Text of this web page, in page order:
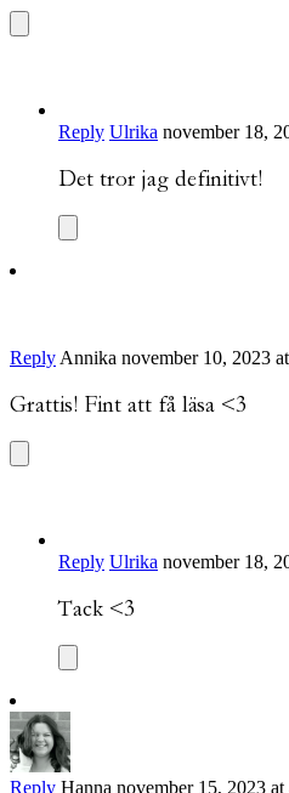
Reply Ulrika november 18,
Det tror jag definitivt!
Reply Annika november 10, 2023
Grattis! Fint att få läsa <3
Reply Ulrika november 18,
Tack <3
Reply Hanna november 15, 2023 at